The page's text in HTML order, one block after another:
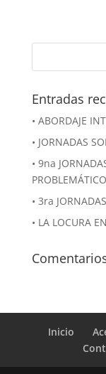
Entradas
• ABORDAJE
• JORNADAS
• 9na
• 3ra
• LA LOCURA
Inicio